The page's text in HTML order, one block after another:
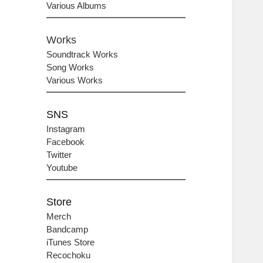
Various Albums
Works
Soundtrack Works
Song Works
Various Works
SNS
Instagram
Facebook
Twitter
Youtube
Store
Merch
Bandcamp
iTunes Store
Recochoku